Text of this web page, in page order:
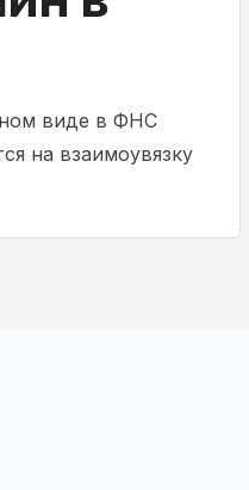
виде в ФНС
на взаимоувязку